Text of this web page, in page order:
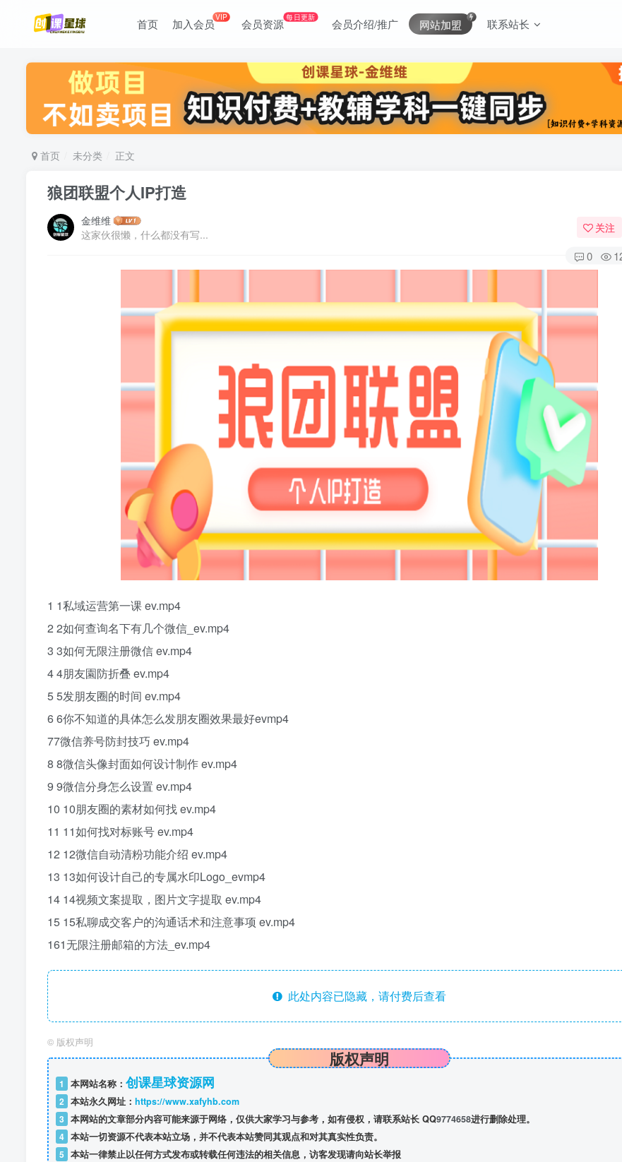
首页 加入会员VIP 会员资源 每日更新 会员介绍/推广 网站加盟 联系站长
首页 未分类 正文
狼团联盟个人IP打造
金维维
这家伙很懒，什么都没有写...
关注
0
1 1私域运营第一课 ev.mp4
2 2如何查询名下有几个微信_ev.mp4
3 3如何无限注册微信 ev.mp4
4 4朋友園防折叠 ev.mp4
5 5发朋友圈的时间 ev.mp4
6 6你不知道的具体怎么发朋友圈效果最好evmp4
77微信养号防封技巧 ev.mp4
8 8微信头像封面如何设计制作 ev.mp4
9 9微信分身怎么设置 ev.mp4
10 10朋友圈的素材如何找 ev.mp4
11 11如何找对标账号 ev.mp4
12 12微信自动清粉功能介绍 ev.mp4
13 13如何设计自己的专属水印Logo_evmp4
14 14视频文案提取，图片文字提取 ev.mp4
15 15私聊成交客户的沟通话术和注意事项 ev.mp4
161无限注册邮箱的方法_ev.mp4
此处内容已隐藏，请付费后查看
© 版权声明
版权声明
1 本网站名称： 创课星球资源网
2 本站永久网址： https://www.xafyhb.com
3 本网站的文章部分内容可能来源于网络，仅供大家学习与参考，如有侵权，请联系站长 QQ9774658进行删除处理。
4 本站一切资源不代表本站立场，并不代表本站赞同其观点和对其真实性负责。
5 本站一律禁止以任何方式发布或转载任何违法的相关信息，访客发现请向站长举报